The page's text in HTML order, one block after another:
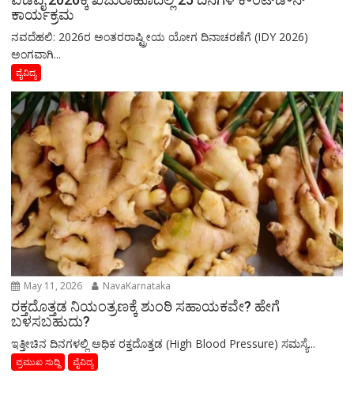
ಕಾರ್ಯಕ್ರಮ
ನವದೆಹಲಿ: 2026ರ ಅಂತರರಾಷ್ಟ್ರೀಯ ಯೋಗ ದಿನಾಚರಣೆಗೆ (IDY 2026)
ಅಂಗವಾಗಿ...
ವೈವಿದ್ಯ
May 11, 2026 NavaKarnataka
ರಕ್ತದೊತ್ತಡ ನಿಯಂತ್ರಣಕ್ಕೆ ಶುಂಠಿ ಸಹಾಯಕವೇ? ಹೇಗೆ
ಬಳಸಬಹುದು?
ಇತ್ತೀಚಿನ ದಿನಗಳಲ್ಲಿ ಅಧಿಕ ರಕ್ತದೊತ್ತಡ (High Blood Pressure) ಸಮಸ್ಯೆ...
ಪ್ರಮುಖ ಸುದ್ದಿ ವೈವಿದ್ಯ